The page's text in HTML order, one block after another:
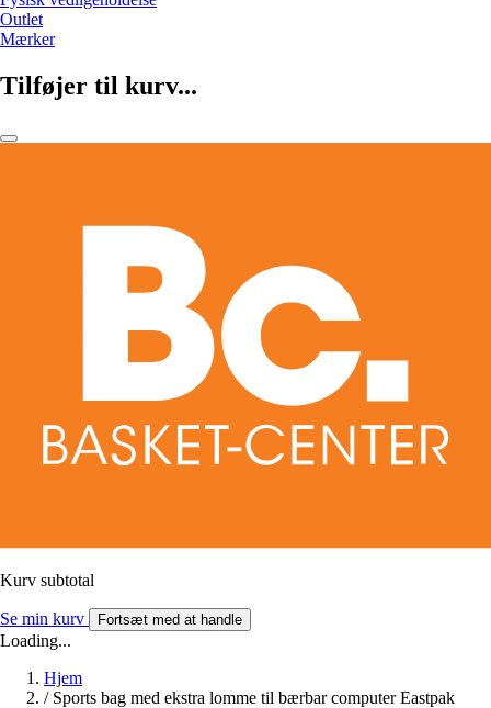
Outlet
Mærker
Tilføjer til kurv...
Kurv subtotal
Se min kurv Fortsæt med at handle
Loading...
Hjem
/ Sports bag med ekstra lomme til bærbar computer Eastpak